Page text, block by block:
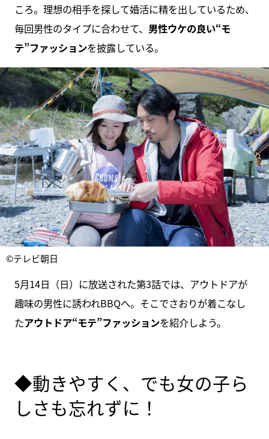
ころ。理想の相手を探して婚活に精を出しているため、
毎回男性のタイプに合わせて、 男性ウケの良い“モ
テ”ファッションを披露している。
©テレビ朝日
5月14日（日）に放送された第3話では、アウトドアが
趣味の男性に誘われBBQへ。そこでさおりが着こなし
たアウトドア“モテ”ファッションを紹介しよう。
◆動きやすく、でも女の子ら
しさも忘れずに！